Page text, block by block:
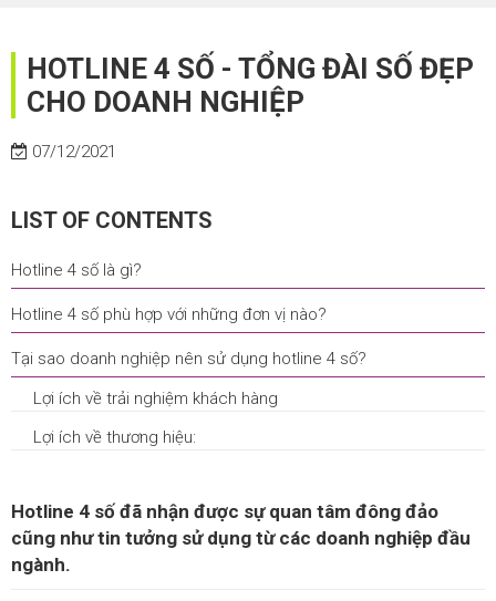
HOTLINE 4 SỐ - TỔNG ĐÀI SỐ ĐẸP
CHO DOANH NGHIỆP
07/12/2021
LIST OF CONTENTS
Hotline 4 số là gì?
Hotline 4 số phù hợp với những đơn vị nào?
Tại sao doanh nghiệp nên sử dụng hotline 4 số?
Lợi ích về trải nghiệm khách hàng
Lợi ích về thương hiệu:
Hotline 4 số đã nhận được sự quan tâm đông đảo
cũng như tin tưởng sử dụng từ các doanh nghiệp đầu
ngành.